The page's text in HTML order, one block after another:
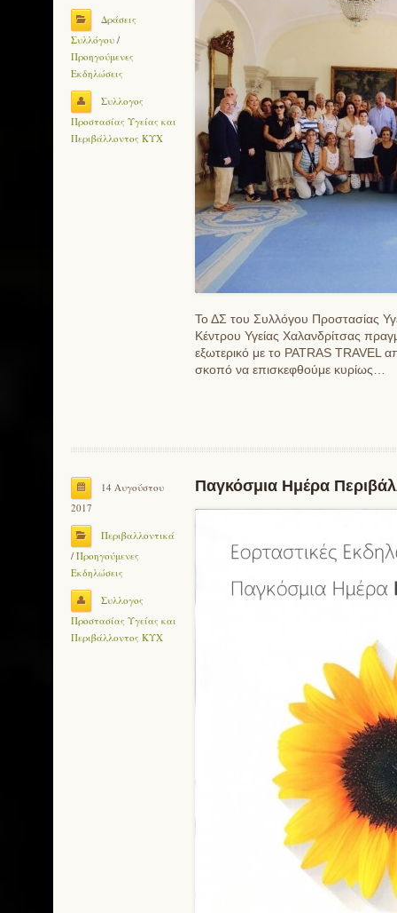
Δράσεις
Συλλόγου /
Προηγούμενες
Εκδηλώσεις
Συλλογος
Προστασίας Υγείας και
Περιβάλλοντος ΚΥΧ
Το ΔΣ του Συλλόγου Προστασίας
Κέντρου Υγείας Χαλανδρίτσας
εξωτερικό με το PATRAS TRAVEL
σκοπό να επισκεφθούμε κυρίως…
14 Αυγούστου
2017
Περιβαλλοντικά
/ Προηγούμενες
Εκδηλώσεις
Συλλογος
Προστασίας Υγείας και
Περιβάλλοντος ΚΥΧ
Παγκόσμια Ημέρα